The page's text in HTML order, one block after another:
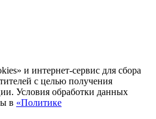
и интернет-сервис для сбора
с целью получения
Условия обработки данных
в «Политике